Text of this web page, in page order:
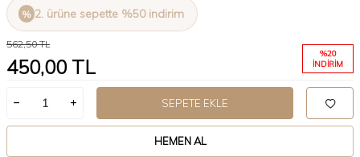
2. ürüne sepette %50 indirim
562,50TL
450,00TL
%20
İNDIRIM
SEPETE EKLE
HEMEN AL